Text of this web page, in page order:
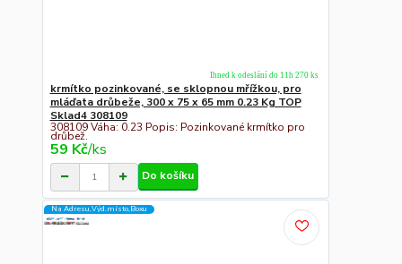
krmítko pozinkované, se sklopnou mřížkou, pro
mláďata drůbeže, 300 x 75 x 65 mm 0.23 Kg TOP
Sklad4 308109
308109 Váha: 0.23 Popis: Pozinkované krmítko pro
drůbež.
59 Kč/ks
Ihned k odeslání do 11h 270 ks
Do košíku
Na Adresu,Výd.místo,Boxu